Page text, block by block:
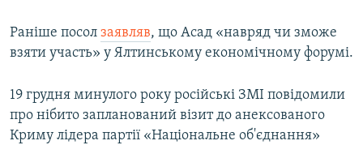
Раніше посол заявляв, що Асад «навряд чи зможе
взяти участь» у Ялтинському економічному форумі.
19 грудня минулого року російські ЗМІ повідомили
про нібито запланований візит до анексованого
Криму лідера партії «Національне об'єднання»